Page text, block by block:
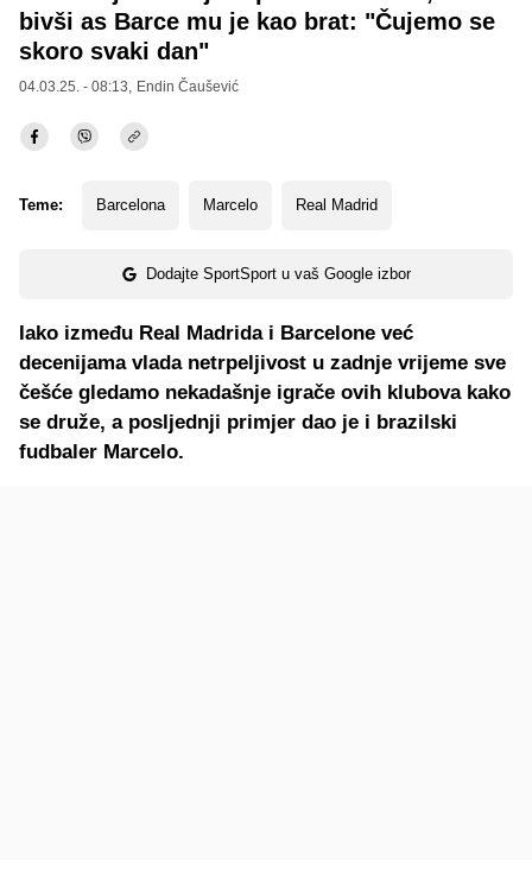
bivši as Barce mu je kao brat: "Čujemo se
skoro svaki dan"
04.03.25. - 08:13, Endin Čaušević
Teme: Barcelona Marcelo Real Madrid
Dodajte SportSport u vaš Google izbor
Iako između Real Madrida i Barcelone već
decenijama vlada netrpeljivost u zadnje vrijeme sve
češće gledamo nekadašnje igrače ovih klubova kako
se druže, a posljednji primjer dao je i brazilski
fudbaler Marcelo.